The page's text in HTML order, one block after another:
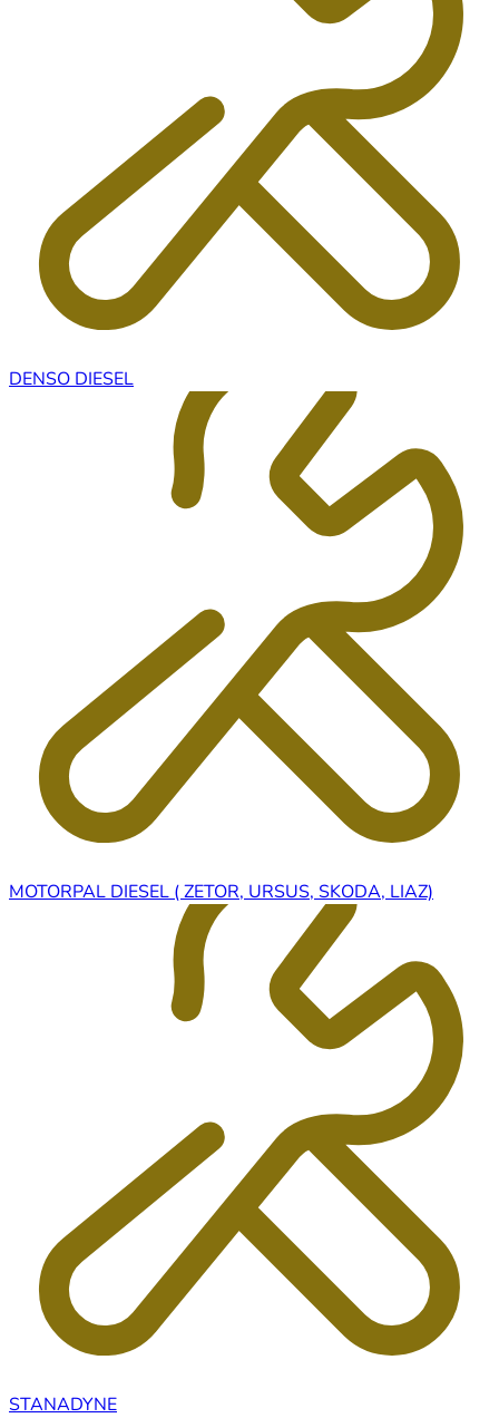
DENSO DIESEL
MOTORPAL DIESEL ( ZETOR, URSUS, SKODA, LIAZ)
STANADYNE